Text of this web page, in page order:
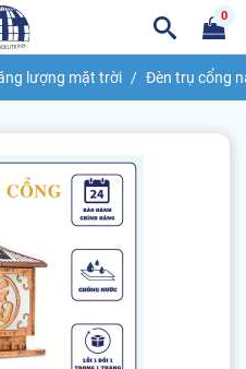
lượng mặt trời Đèn trụ cổng
0